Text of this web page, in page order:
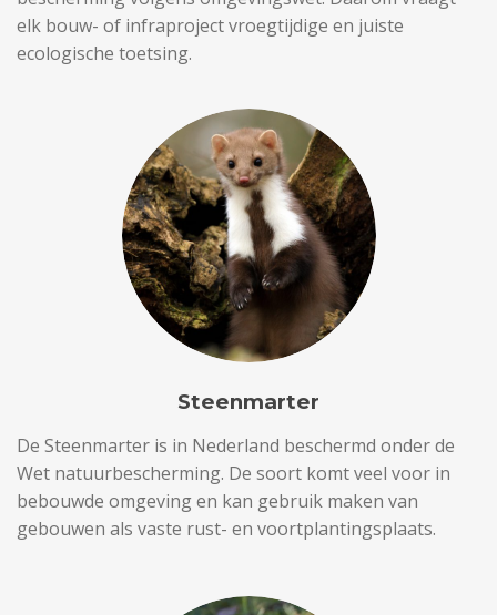
elk bouw- of infraproject vroegtijdige en juiste
ecologische toetsing.
Steenmarter
De Steenmarter is in Nederland beschermd onder de
Wet natuurbescherming. De soort komt veel voor in
bebouwde omgeving en kan gebruik maken van
gebouwen als vaste rust- en voortplantingsplaats.